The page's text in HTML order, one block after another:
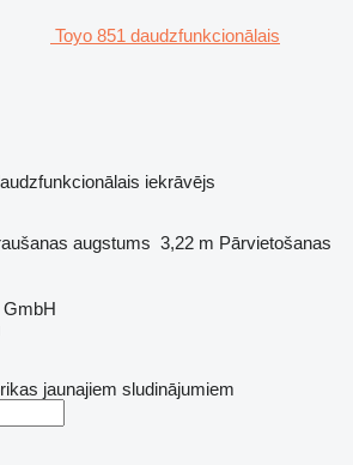
Toyo 851 daudzfunkcionālais
iekrāvējs
augstums 3,22 m Pārvietošanas
GmbH
jaunajiem sludinājumiem